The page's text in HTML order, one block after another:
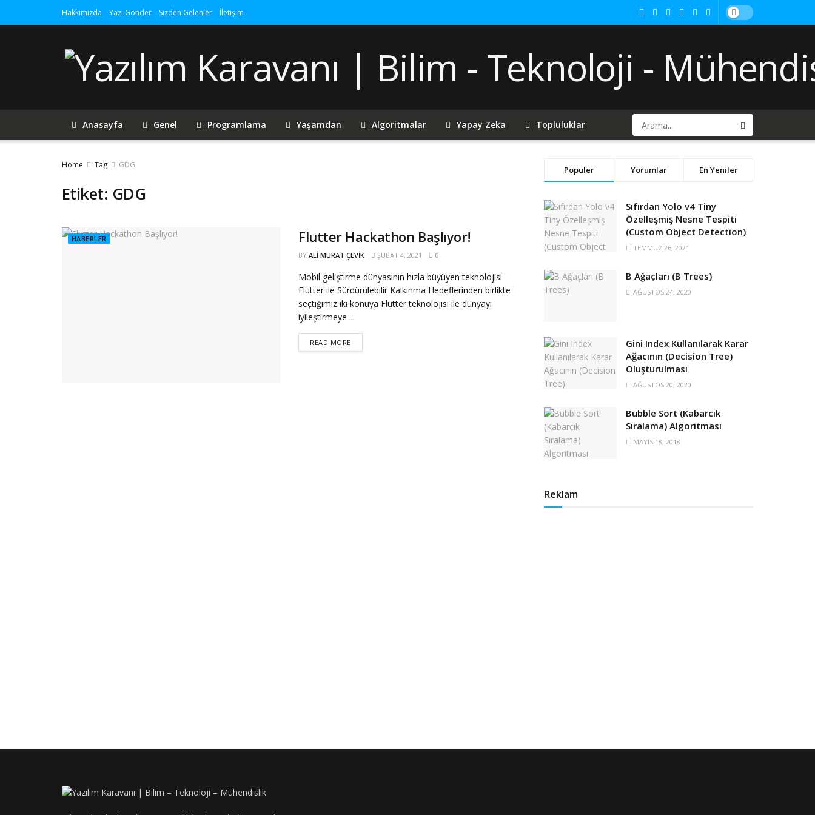
Hakkımızda Yazı Gönder Sizden Gelenler İletişim
Anasayfa Genel Programlama Yaşamdan Algoritmalar Yapay Zeka Topluluklar
Home Tag GDG
Etiket: GDG
HABERLER Flutter Hackathon Başlıyor!
BY ALI MURAT ÇEVIK ŞUBAT 4, 2021 0
Mobil geliştirme dünyasının hızla büyüyen teknolojisi
Flutter ile Sürdürülebilir Kalkınma Hedeflerinden birlikte
seçtiğimiz iki konuya Flutter teknolojisi ile dünyayı
iyileştirmeye ...
READ MORE
Popüler Yorumlar En Yeniler
Sıfırdan Yolo v4 Tiny
Özelleşmiş Nesne Tespiti
(Custom Object Detection)
TEMMUZ 26, 2021
B Ağaçları (B Trees)
AĞUSTOS 24, 2020
Gini Index Kullanılarak Karar
Ağacının (Decision Tree)
Oluşturulması
AĞUSTOS 20, 2020
Bubble Sort (Kabarcık
Sıralama) Algoritması
MAYIS 18, 2018
Reklam